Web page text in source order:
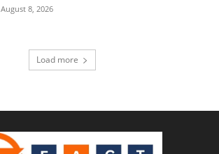
August 8, 2026
Load more